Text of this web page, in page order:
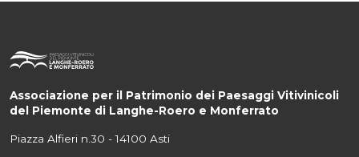
Associazione per il Patrimonio dei Paesaggi Vitivinicoli
del Piemonte di Langhe-Roero e Monferrato
Piazza Alfieri n.30 - 14100 Asti